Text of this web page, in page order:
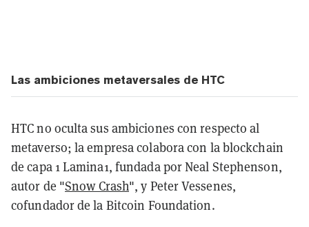
Las ambiciones metaversales de HTC
HTC no oculta sus ambiciones con respecto al
metaverso; la empresa colabora con la blockchain
de capa 1 Lamina1, fundada por Neal Stephenson,
autor de "Snow Crash", y Peter Vessenes,
cofundador de la Bitcoin Foundation.